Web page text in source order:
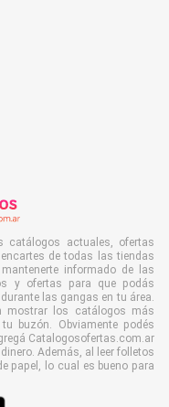
catálogos actuales, ofertas
de todas las tiendas
informado de las
y ofertas para que podás
las gangas en tu área.
mostrar los catálogos más
buzón. Obviamente podés
Catalogosofertas.com.ar
Además, al leer folletos
papel, lo cual es bueno para